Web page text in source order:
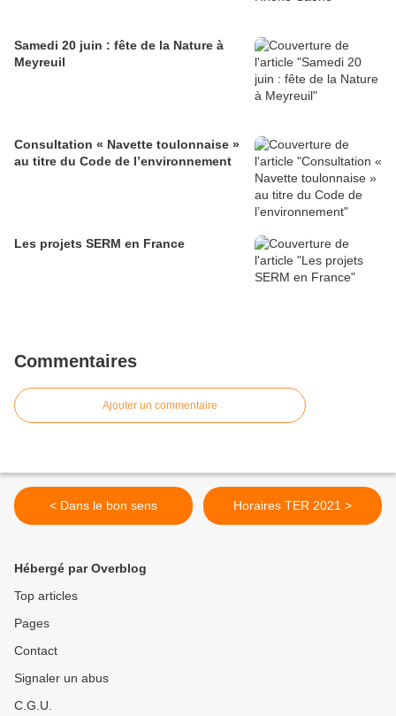
Samedi 20 juin : fête de la Nature à
Meyreuil
Consultation « Navette toulonnaise »
au titre du Code de l’environnement
Les projets SERM en France
Commentaires
Ajouter un commentaire
< Dans le bon sens Horaires TER 2021 >
Hébergé par Overblog
Top articles
Pages
Contact
Signaler un abus
C.G.U.